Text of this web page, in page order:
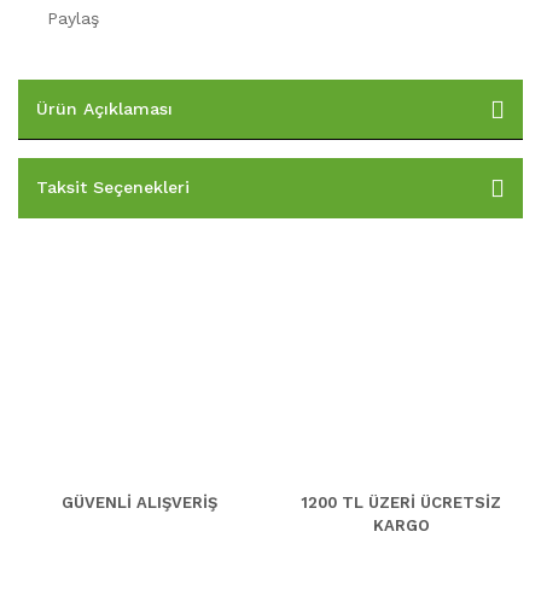
Paylaş
Ürün Açıklaması
Taksit Seçenekleri
GÜVENLİ ALIŞVERİŞ
1200 TL ÜZERİ ÜCRETSİZ
KARGO